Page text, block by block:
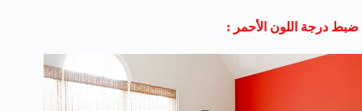
ضبط درجة اللون الأحمر :